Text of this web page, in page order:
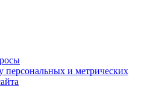
персональных и метрических